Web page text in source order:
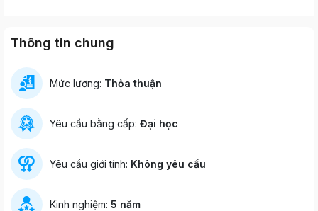
Thông tin chung
Mức lương: Thỏa thuận
Yêu cầu bằng cấp: Đại học
Yêu cầu giới tính: Không yêu cầu
Kinh nghiệm: 5 năm